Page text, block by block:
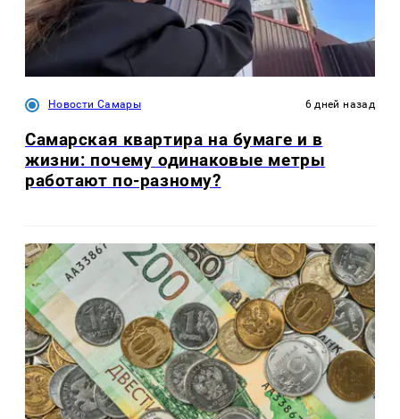
Новости Самары 6 дней назад
Самарская квартира на бумаге и в
жизни: почему одинаковые метры
работают по-разному?